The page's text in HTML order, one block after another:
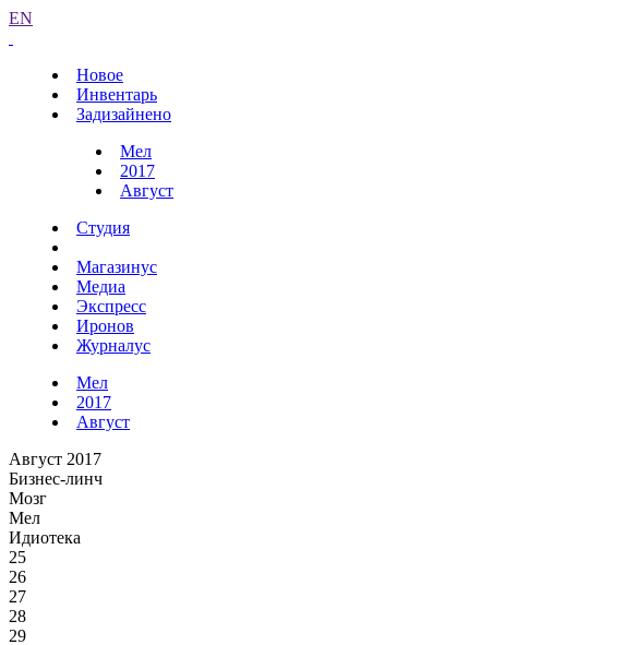
EN
Новое
Инвентарь
Задизайнено
Мел
2017
Август
Студия
Магазинус
Медиа
Экспресс
Иронов
Журналус
Мел
2017
Август
Август 2017
Бизнес-линч
Мозг
Мел
Идиотека
25
26
27
28
29